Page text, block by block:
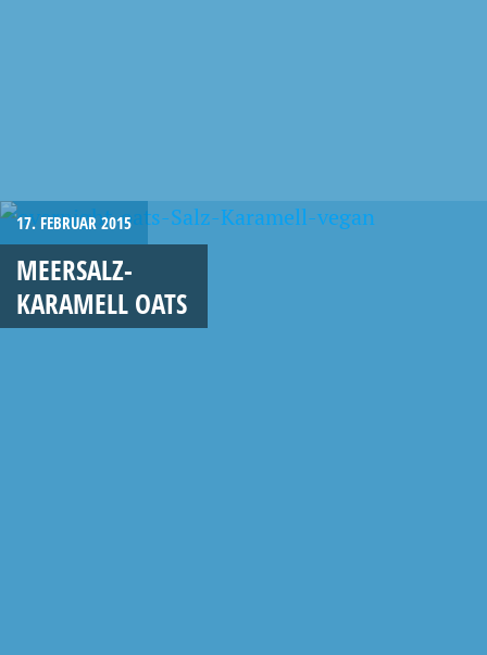
17. FEBRUAR 2015
MEERSALZ-
KARAMELL OATS